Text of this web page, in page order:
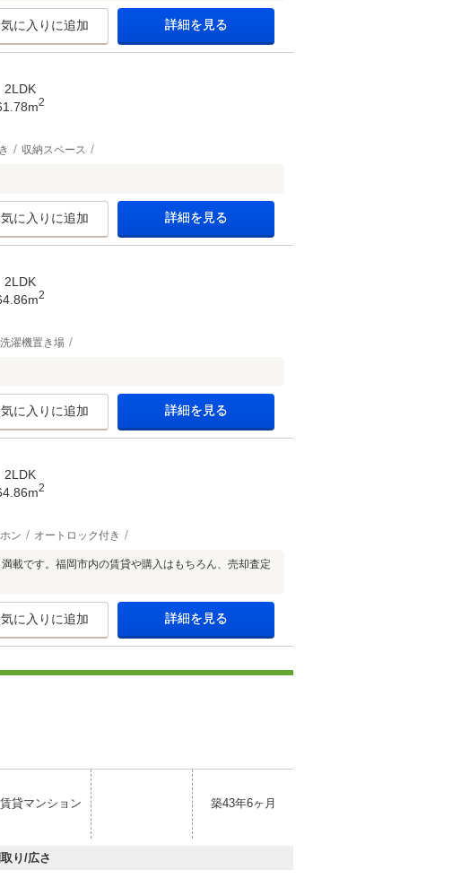
に入りに追加 詳細を見る
2LDK
2
収納スペース
に入りに追加 詳細を見る
2LDK
2
濯機置き場
に入りに追加 詳細を見る
2LDK
2
ン オートロック付き
載です。福岡市内の賃貸や購入はもちろん、売却査定
に入りに追加 詳細を見る
賃貸マンション 築43年6ヶ月
取り/広さ